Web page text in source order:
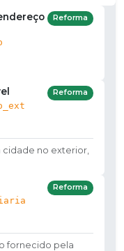
Reforma
Reforma
cidade no exterior,
Reforma
fornecido pela